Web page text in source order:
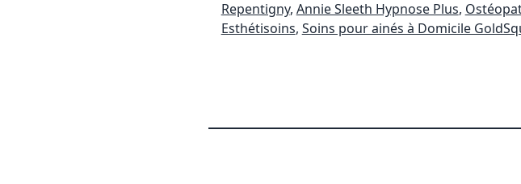
Repentigny, Annie Sleeth Hypnose Plus,
Esthétisoins, Soins pour ainés à Domicile